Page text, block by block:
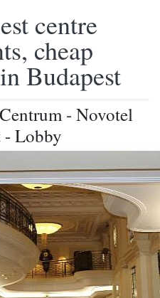
centre
cheap
Budapest
- Novotel
- Lobby